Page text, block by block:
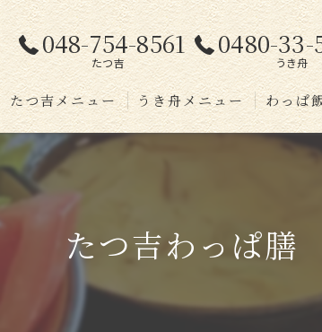
048-754-8561
たつ吉
0480-33-
うき舟
たつ吉メニュー うき舟メニュー わっぱ
たつ吉わっぱ膳